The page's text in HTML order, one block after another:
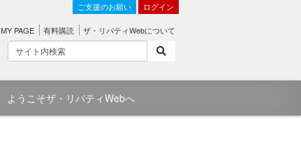
ご支援のお願い ログイン
MY PAGE 有料購読 ザ・リバティWebについて
ようこそザ・リバティWebへ